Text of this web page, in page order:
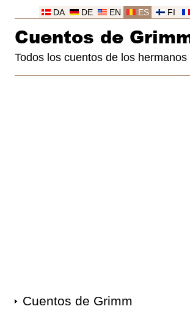
FI
ES
EN
DE
DA
Cuentos de
Todos los cuentos de los hermanos
Cuentos de Grimm